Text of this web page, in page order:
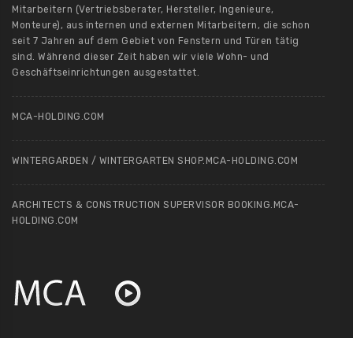
Mitarbeitern (Vertriebsberater, Hersteller, Ingenieure,
Monteure), aus internen und externen Mitarbeitern, die schon
seit 7 Jahren auf dem Gebiet von Fenstern und Türen tätig
sind. Während dieser Zeit haben wir viele Wohn- und
Geschäftseinrichtungen ausgestattet.
MCA-HOLDING.COM
WINTERGARDEN / WINTERGARTEN SHOP.MCA-HOLDING.COM
ARCHITECTS & CONSTRUCTION SUPERVISOR BOOKING.MCA-
HOLDING.COM